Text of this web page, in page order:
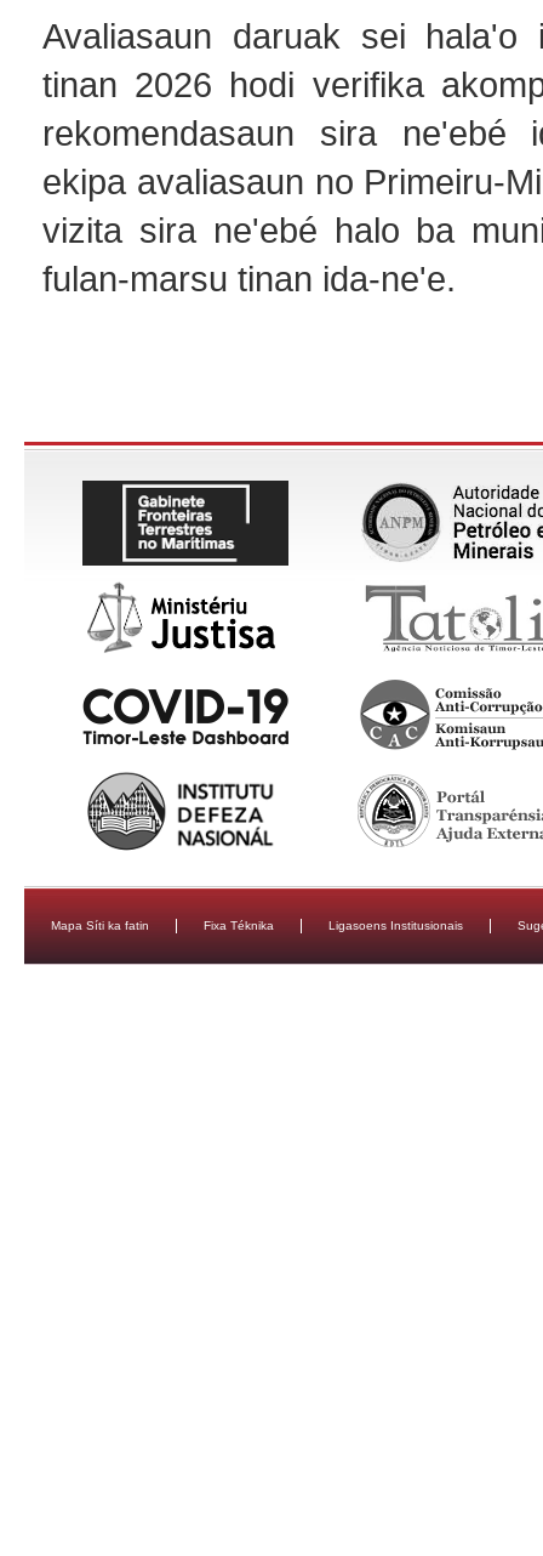
Avaliasaun daruak sei hala'o
tinan 2026 hodi verifika
rekomendasaun sira ne'ebé
ekipa avaliasaun no Primeiru-
vizita sira ne'ebé halo ba
fulan-marsu tinan ida-ne'e.
Mapa Síti ka fatin Fixa Téknika Ligasoens Institusionais